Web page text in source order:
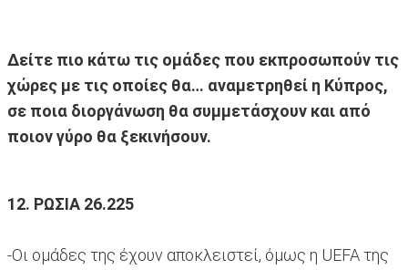
Δείτε πιο κάτω τις ομάδες που εκπροσωπούν τις
χώρες με τις οποίες θα… αναμετρηθεί η Κύπρος,
σε ποια διοργάνωση θα συμμετάσχουν και από
ποιον γύρο θα ξεκινήσουν.
12. ΡΩΣΙΑ 26.225
-Οι ομάδες της έχουν αποκλειστεί, όμως η UEFA της